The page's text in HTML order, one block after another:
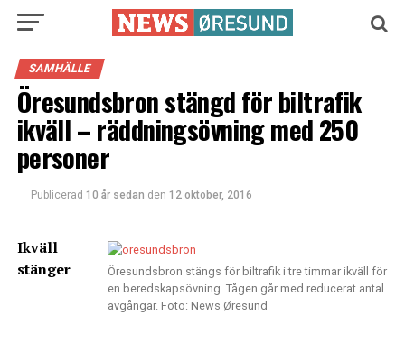
SAMHÄLLE
Öresundsbron stängd för biltrafik
ikväll – räddningsövning med 250
personer
Publicerad 10 år sedan den 12 oktober, 2016
Öresundsbron stängs för biltrafik i tre timmar ikväll för
en beredskapsövning. Tågen går med reducerat antal
avgångar. Foto: News Øresund
Ikväll
stänger